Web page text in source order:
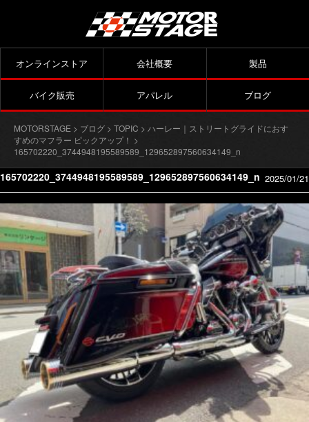
オンラインストア 会社概要 製品
バイク販売 アパレル ブログ
MOTORSTAGE > ブログ > TOPIC > ハーレー｜ストリートグライドにおす
すめのマフラー ピックアップ！ >
165702220_3744948195589589_129652897560634149_n
165702220_3744948195589589_129652897560634149_n 2025/01/21